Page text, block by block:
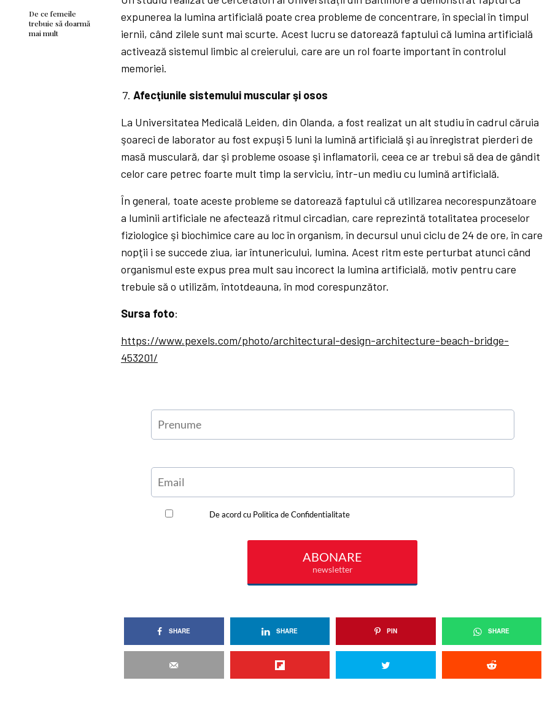
De ce femeile
trebuie să doarmă
mai mult
expunerea la lumina artificială poate crea probleme de concentrare, în special în timpul
iernii, când zilele sunt mai scurte. Acest lucru se datorează faptului că lumina artificială
activează sistemul limbic al creierului, care are un rol foarte important în controlul
memoriei.
Afecţiunile sistemului muscular şi osos
La Universitatea Medicală Leiden, din Olanda, a fost realizat un alt studiu în cadrul căruia
şoareci de laborator au fost expuşi 5 luni la lumină artificială şi au înregistrat pierderi de
masă musculară, dar şi probleme osoase şi inflamatorii, ceea ce ar trebui să dea de gândit
celor care petrec foarte mult timp la serviciu, într-un mediu cu lumină artificială.
În general, toate aceste probleme se datorează faptului că utilizarea necorespunzătoare
a luminii artificiale ne afectează ritmul circadian, care reprezintă totalitatea proceselor
fiziologice şi biochimice care au loc în organism, în decursul unui ciclu de 24 de ore, în care
nopţii i se succede ziua, iar întunericului, lumina. Acest ritm este perturbat atunci când
organismul este expus prea mult sau incorect la lumina artificială, motiv pentru care
trebuie să o utilizăm, întotdeauna, în mod corespunzător.
Sursa foto:
https://www.pexels.com/photo/architectural-design-architecture-beach-bridge-
453201/
SHARE SHARE PIN SHARE